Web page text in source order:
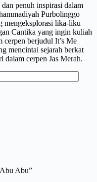
penuh inspirasi dalam
Purbolinggo
mengeksplorasi lika-liku
Cantika yang ingin kuliah
cerpen berjudul It’s Me
mencintai sejarah berkat
dalam cerpen Jas Merah.
Abu”